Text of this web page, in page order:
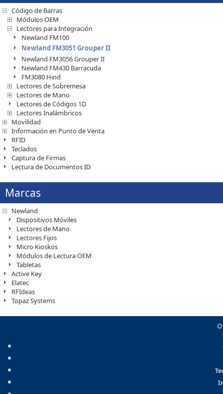
Código de Barras
Módulos OEM
Lectores para Integración
Newland FM100
Newland FM3051 Grouper II
Newland FM3056 Grouper II
Newland FM430 Barracuda
FM3080 Hind
Lectores de Sobremesa
Lectores de Mano
Lectores de Códigos 1D
Lectores Inalámbricos
Movilidad
Información en Punto de Venta
RFID
Teclados
Captura de Firmas
Lectura de Documentos ID
Marcas
Newland
Dispositivos Móviles
Lectores de Mano
Lectores Fijos
Micro Kioskos
Módulos de Lectura OEM
Tabletas
Active Key
Elatec
RFIdeas
Topaz Systems